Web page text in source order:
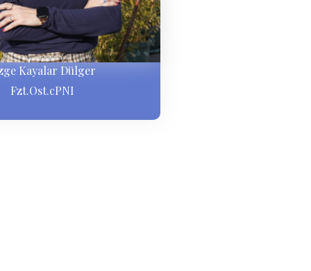
Kayalar Dülger
Fzt.Ost.cPNI